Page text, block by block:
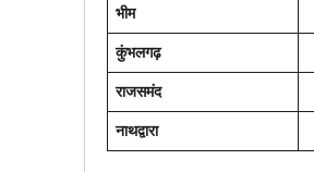
भीम
कुंभलगढ़
राजसमंद
नाथद्वारा